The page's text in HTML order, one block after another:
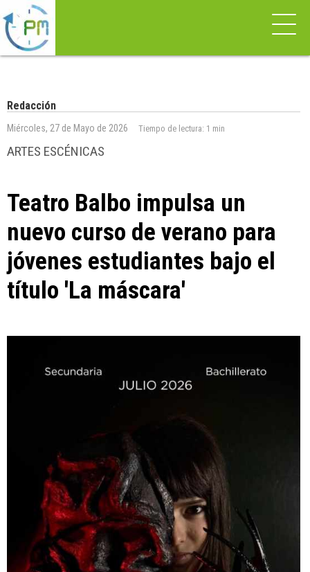
Redacción
Miércoles, 27 de Mayo de 2026 Tiempo de lectura: 1 min
ARTES ESCÉNICAS
Teatro Balbo impulsa un
nuevo curso de verano para
jóvenes estudiantes bajo el
título 'La máscara'